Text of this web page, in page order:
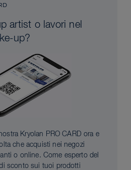
artist o lavori nel
up?
Kryolan PRO CARD ora e
che acquisti nei negozi
o online. Come esperto del
sconto sui tuoi prodotti